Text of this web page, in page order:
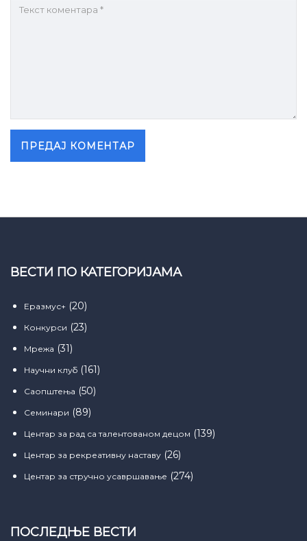
ВЕСТИ ПО КАТЕГОРИЈАМА
Еразмус+ (20)
Конкурси (23)
Мрежа (31)
Научни клуб (161)
Саопштења (50)
Семинари (89)
Центар за рад са талентованом децом (139)
Центар за рекреативну наставу (26)
Центар за стручно усавршавање (274)
ПОСЛЕДЊЕ ВЕСТИ